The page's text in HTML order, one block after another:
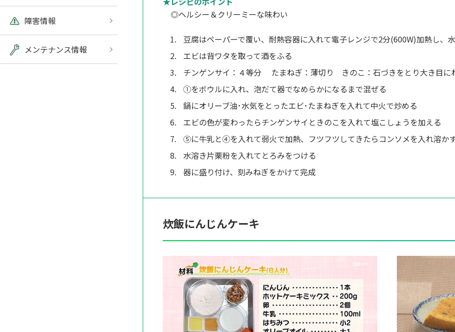
障害情報
メンテナンス情報
◎ヘルシー＆クリーミーな味わい
豆腐はペーパーで覆い、耐熱容器に入れて電子レンジで2分(600W)加熱し、
エビは背ワタを取って酒をふる
チンゲンサイ：４等分 たまねぎ：薄切り きのこ：石づきをとり大き目に
①をボウルに入れ、泡だて器でなめらかになるまで混ぜる
鍋にオリーブ油･水気をとったエビ･たまねぎを入れて中火で炒める
エビの色が変わったらチンゲンサイときのこを入れて塩こしょうを加える
⑤に牛乳と④を入れて弱火で加熱、フツフツしてきたらコンソメを入れ溶か
水溶き片栗粉を入れてとろみをつける
器に盛り付け、刻みねぎをかけて完成
炊飯にんじんケーキ